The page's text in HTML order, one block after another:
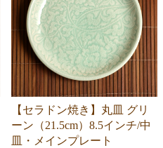
【セラドン焼き】丸皿 グリ
ーン（21.5cm）8.5インチ/中
皿・メインプレート